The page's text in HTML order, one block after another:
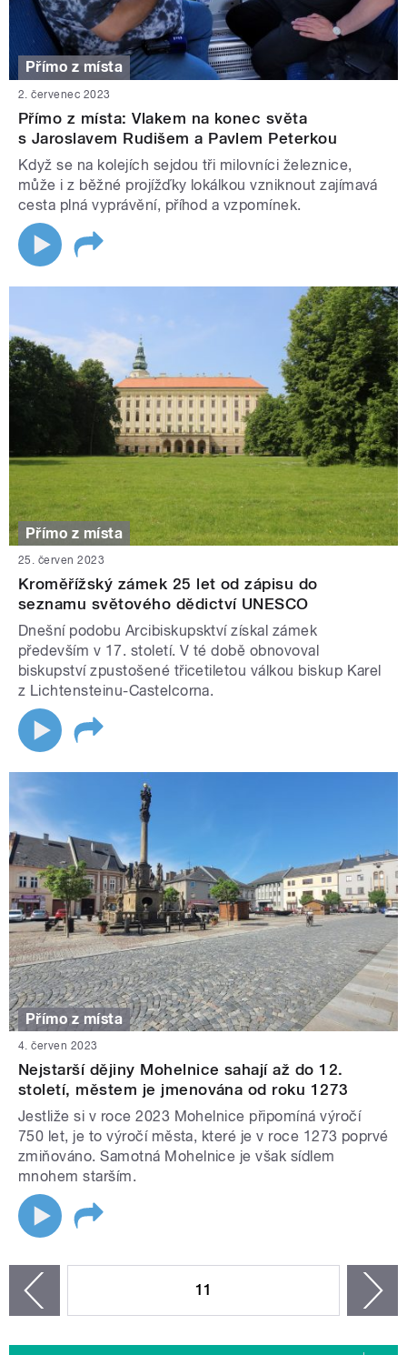
Přímo z místa
2. červenec 2023
Přímo z místa: Vlakem na konec světa
s Jaroslavem Rudišem a Pavlem Peterkou
Když se na kolejích sejdou tři milovníci železnice,
může i z běžné projížďky lokálkou vzniknout zajímavá
cesta plná vyprávění, příhod a vzpomínek.
Přímo z místa
25. červen 2023
Kroměřížský zámek 25 let od zápisu do
seznamu světového dědictví UNESCO
Dnešní podobu Arcibiskupsktví získal zámek
především v 17. století. V té době obnovoval
biskupství zpustošené třicetiletou válkou biskup Karel
z Lichtensteinu-Castelcorna.
Přímo z místa
4. červen 2023
Nejstarší dějiny Mohelnice sahají až do 12.
století, městem je jmenována od roku 1273
Jestliže si v roce 2023 Mohelnice připomíná výročí
750 let, je to výročí města, které je v roce 1273 poprvé
zmiňováno. Samotná Mohelnice je však sídlem
mnohem starším.
11